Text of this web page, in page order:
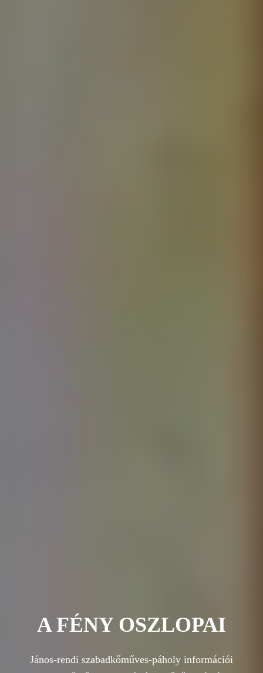
A FÉNY OSZLOPAI
János-rendi szabadkőműves-páholy információi